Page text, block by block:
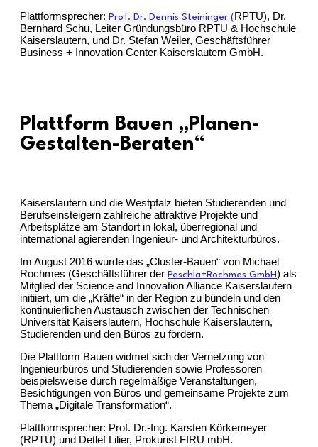
Plattformsprecher: Prof. Dr. Dennis Steininger (RPTU), Dr.
Bernhard Schu, Leiter Gründungsbüro RPTU & Hochschule
Kaiserslautern, und Dr. Stefan Weiler, Geschäftsführer
Business + Innovation Center Kaiserslautern GmbH.
Plattform Bauen „Planen-
Gestalten-Beraten“
Kaiserslautern und die Westpfalz bieten Studierenden und
Berufseinsteigern zahlreiche attraktive Projekte und
Arbeitsplätze am Standort in lokal, überregional und
international agierenden Ingenieur- und Architekturbüros.
Im August 2016 wurde das „Cluster-Bauen“ von Michael
Rochmes (Geschäftsführer der Peschla+Rochmes GmbH) als
Mitglied der Science and Innovation Alliance Kaiserslautern
initiiert, um die „Kräfte“ in der Region zu bündeln und den
kontinuierlichen Austausch zwischen der Technischen
Universität Kaiserslautern, Hochschule Kaiserslautern,
Studierenden und den Büros zu fördern.
Die Plattform Bauen widmet sich der Vernetzung von
Ingenieurbüros und Studierenden sowie Professoren
beispielsweise durch regelmäßige Veranstaltungen,
Besichtigungen von Büros und gemeinsame Projekte zum
Thema „Digitale Transformation“.
Plattformsprecher: Prof. Dr.-Ing. Karsten Körkemeyer
(RPTU) und Detlef Lilier, Prokurist FIRU mbH.